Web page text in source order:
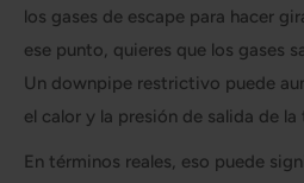
los gases de escape para hacer
ese punto, quieres que los gases
Un downpipe restrictivo puede
el calor y la presión de salida de la
En términos reales, eso puede